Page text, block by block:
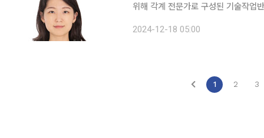
위해 각계 전문가로 구성된 기술작업
는 단체 간의 분열은 여전히 지속하고
2024-12-18 05:00
1 2 3